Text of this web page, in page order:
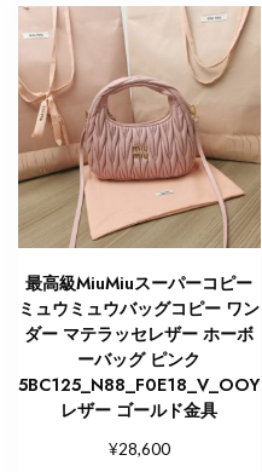
ト
ー
ト
バ
ッ
グ
ノ
ベ
ル
テ
ィ
個
最高級MiuMiuスーパーコピー
ミュウミュウバッグコピー ワン
ダー マテラッセレザー ホーボ
ーバッグ ピンク
5BC125_N88_F0E18_V_OOY
レザー ゴールド金具
¥28,600